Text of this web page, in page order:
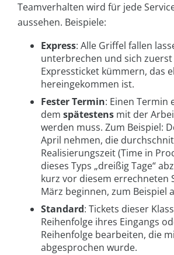
Teamverhalten wird für jede
aussehen. Beispiele:
Express: Alle Griffel fallen
unterbrechen und sich zuerst
Expressticket kümmern, das
hereingekommen ist.
Fester Termin: Einen Termin
dem spätestens mit der
werden muss. Zum Beispiel:
April nehmen, die
Realisierungszeit (Time in
dieses Typs „dreißig Tage“
kurz vor diesem errechneten
März beginnen, zum Beispiel
Standard: Tickets dieser
Reihenfolge ihres Eingangs
Reihenfolge bearbeiten, die
abgesprochen wurde.